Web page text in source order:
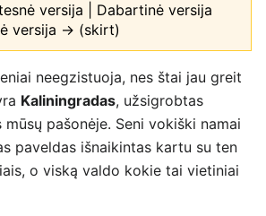
versija | Dabartinė versija
versija → (skirt)
neegzistuoja, nes štai jau greit
Kaliningradas, užsigrobtas
pašonėje. Seni vokiški namai
paveldas išnaikintas kartu su ten
o viską valdo kokie tai vietiniai